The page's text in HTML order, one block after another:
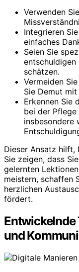
Verwenden
Integrieren
einfaches
Seien Sie
entschuldigen
schätzen.
Vermeiden
Sie Demut
Erkennen Sie
bei der Pflege
insbesondere
Dieser Ansatz hilft,
Sie zeigen, dass
gelernten
meistern, schaffen
herzlichen
fördert.
Entwickelnde
und